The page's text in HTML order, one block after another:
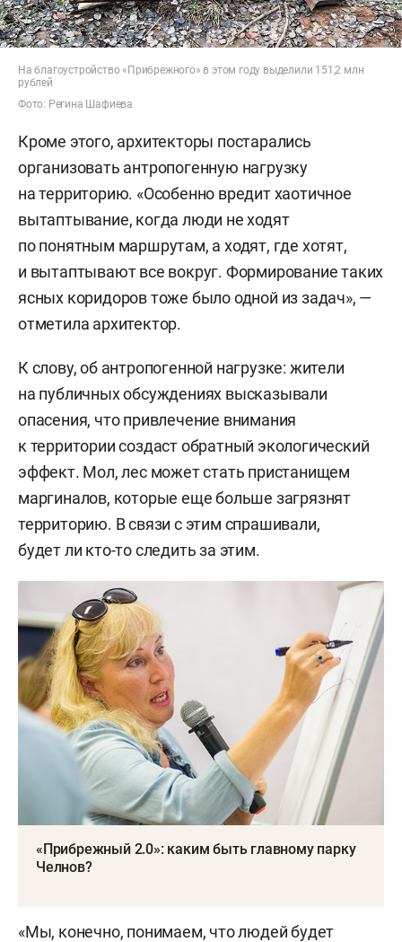
На благоустройство «Прибрежного» в этом году выделили 151,2 млн
рублей
Фото: Регина Шафиева
Кроме этого, архитекторы постарались
организовать антропогенную нагрузку
на территорию. «Особенно вредит хаотичное
вытаптывание, когда люди не ходят
по понятным маршрутам, а ходят, где хотят,
и вытаптывают все вокруг. Формирование таких
ясных коридоров тоже было одной из задач», —
отметила архитектор.
К слову, об антропогенной нагрузке: жители
на публичных обсуждениях высказывали
опасения, что привлечение внимания
к территории создаст обратный экологический
эффект. Мол, лес может стать пристанищем
маргиналов, которые еще больше загрязнят
территорию. В связи с этим спрашивали,
будет ли кто-то следить за этим.
«Прибрежный 2.0»: каким быть главному парку
Челнов?
«Мы, конечно, понимаем, что людей будет